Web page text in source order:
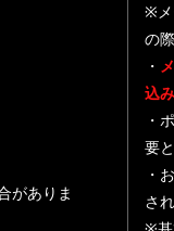
がありま
※メ
の
・
込
・
要
・
さ